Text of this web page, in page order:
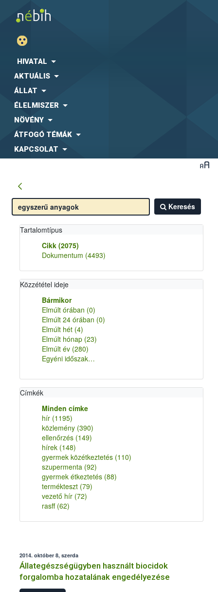
HIVATAL
AKTUÁLIS
ÁLLAT
ÉLELMISZER
NÖVÉNY
ÁTFOGÓ TÉMÁK
KAPCSOLAT
Keresés
Tartalomtípus
Cikk (2075)
Dokumentum (4493)
Közzététel ideje
Bármikor
Elmúlt órában (0)
Elmúlt 24 órában (0)
Elmúlt hét (4)
Elmúlt hónap (23)
Elmúlt év (280)
Egyéni időszak…
Címkék
Minden címke
hír (1195)
közlemény (390)
ellenőrzés (149)
hírek (148)
gyermek közétkeztetés (110)
szupermenta (92)
gyermek étkeztetés (88)
termékteszt (79)
vezető hír (72)
rasff (62)
2014. október 8, szerda
Állategészségügyben használt biocidok
forgalomba hozatalának engedélyezése